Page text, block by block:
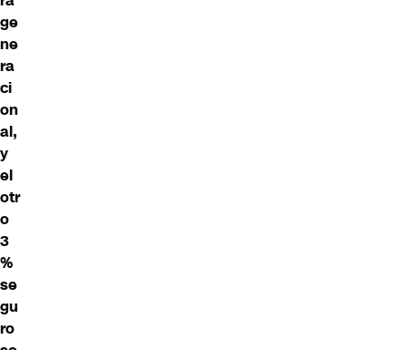
ge
ne
ra
ci
on
al,
y
el
otr
o
3
%
se
gu
ro